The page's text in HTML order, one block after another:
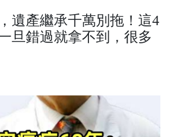
遺產繼承千萬別拖！這4
旦錯過就拿不到，很多